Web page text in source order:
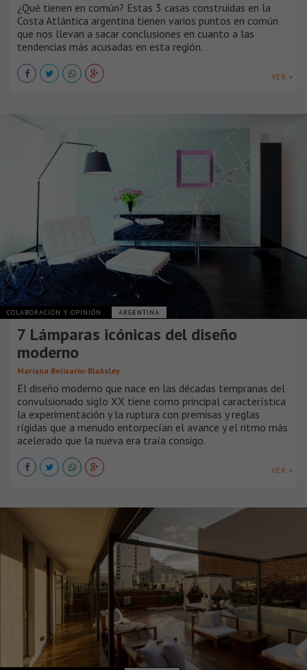
¿Qué tienen en común? Estas 3 casas construidas en la
Costa Atlántica argentina tienen varios puntos en común
que nos llevan a sacar conclusiones en cuanto a las
tendencias más acusadas en esta región.
VER +
COLABORACIÓN Y OPINIÓN ARGENTINA
7 Lámparas icónicas del diseño
moderno
Mariana Belisario-Blaksley
El diseño moderno que nace en las décadas tempranas del
convulsionado siglo XX tiene como principal característica
la experimentación y la ruptura con premisas y reglas
rígidas que a menudo entorpecían el avance y el ritmo más
acelerado que la nueva era traía consigo.
VER +